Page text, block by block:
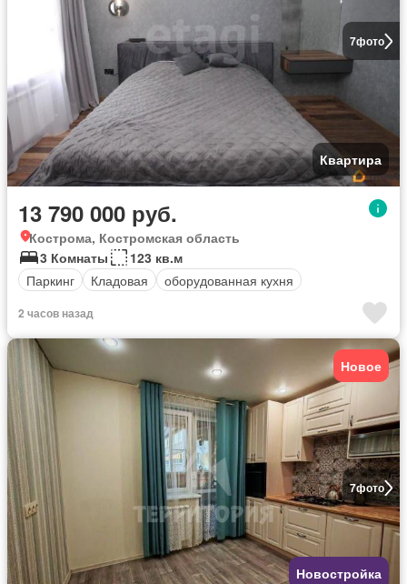
7фото
Квартира
13 790 000 руб.
Кострома, Костромская область
3 Комнаты
123 кв.м
Паркинг
Кладовая оборудованная кухня
2 часов назад
7фото
Новое
Новостройка